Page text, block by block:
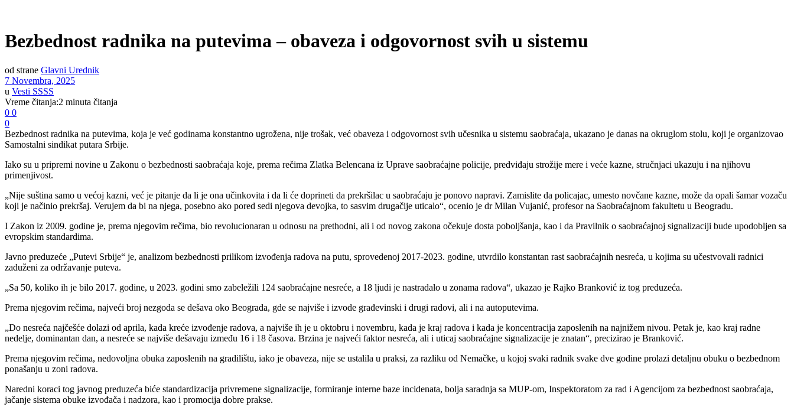
Bezbednost radnika na putevima – obaveza i odgovornost svih u sistemu
od strane Glavni Urednik
7 Novembra, 2025
u Vesti SSSS
Vreme čitanja:2 minuta čitanja
0 0
0
Bezbednost radnika na putevima, koja je već godinama konstantno ugrožena, nije trošak, već obaveza i odgovornost svih učesnika u sistemu saobraćaja, ukazano je danas na okruglom stolu, koji je organizovao
Samostalni sindikat putara Srbije.
Iako su u pripremi novine u Zakonu o bezbednosti saobraćaja koje, prema rečima Zlatka Belencana iz Uprave saobraćajne policije, predviđaju strožije mere i veće kazne, stručnjaci ukazuju i na njihovu
primenjivost.
„Nije suština samo u većoj kazni, već je pitanje da li je ona učinkovita i da li će doprineti da prekršilac u saobraćaju je ponovo napravi. Zamislite da policajac, umesto novčane kazne, može da opali šamar vozaču
koji je načinio prekršaj. Verujem da bi na njega, posebno ako pored sedi njegova devojka, to sasvim drugačije uticalo“, ocenio je dr Milan Vujanić, profesor na Saobraćajnom fakultetu u Beogradu.
I Zakon iz 2009. godine je, prema njegovim rečima, bio revolucionaran u odnosu na prethodni, ali i od novog zakona očekuje dosta poboljšanja, kao i da Pravilnik o saobraćajnoj signalizaciji bude upodobljen sa
evropskim standardima.
Javno preduzeće „Putevi Srbije“ je, analizom bezbednosti prilikom izvođenja radova na putu, sprovedenoj 2017-2023. godine, utvrdilo konstantan rast saobraćajnih nesreća, u kojima su učestvovali radnici
zaduženi za održavanje puteva.
„Sa 50, koliko ih je bilo 2017. godine, u 2023. godini smo zabeležili 124 saobraćajne nesreće, a 18 ljudi je nastradalo u zonama radova“, ukazao je Rajko Branković iz tog preduzeća.
Prema njegovim rečima, najveći broj nezgoda se dešava oko Beograda, gde se najviše i izvode građevinski i drugi radovi, ali i na autoputevima.
„Do nesreća najčešće dolazi od aprila, kada kreće izvođenje radova, a najviše ih je u oktobru i novembru, kada je kraj radova i kada je koncentracija zaposlenih na najnižem nivou. Petak je, kao kraj radne
nedelje, dominantan dan, a nesreće se najviše dešavaju između 16 i 18 časova. Brzina je najveći faktor nesreća, ali i uticaj saobraćajne signalizacije je znatan“, precizirao je Branković.
Prema njegovim rečima, nedovoljna obuka zaposlenih na gradilištu, iako je obaveza, nije se ustalila u praksi, za razliku od Nemačke, u kojoj svaki radnik svake dve godine prolazi detaljnu obuku o bezbednom
ponašanju u zoni radova.
Naredni koraci tog javnog preduzeća biće standardizacija privremene signalizacije, formiranje interne baze incidenata, bolja saradnja sa MUP-om, Inspektoratom za rad i Agencijom za bezbednost saobraćaja,
jačanje sistema obuke izvođača i nadzora, kao i promocija dobre prakse.